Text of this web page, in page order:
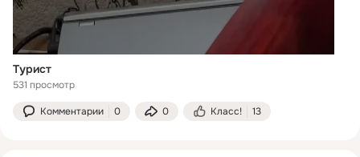
Турист
531 просмотр
Комментарии 0 0 Класс! 13